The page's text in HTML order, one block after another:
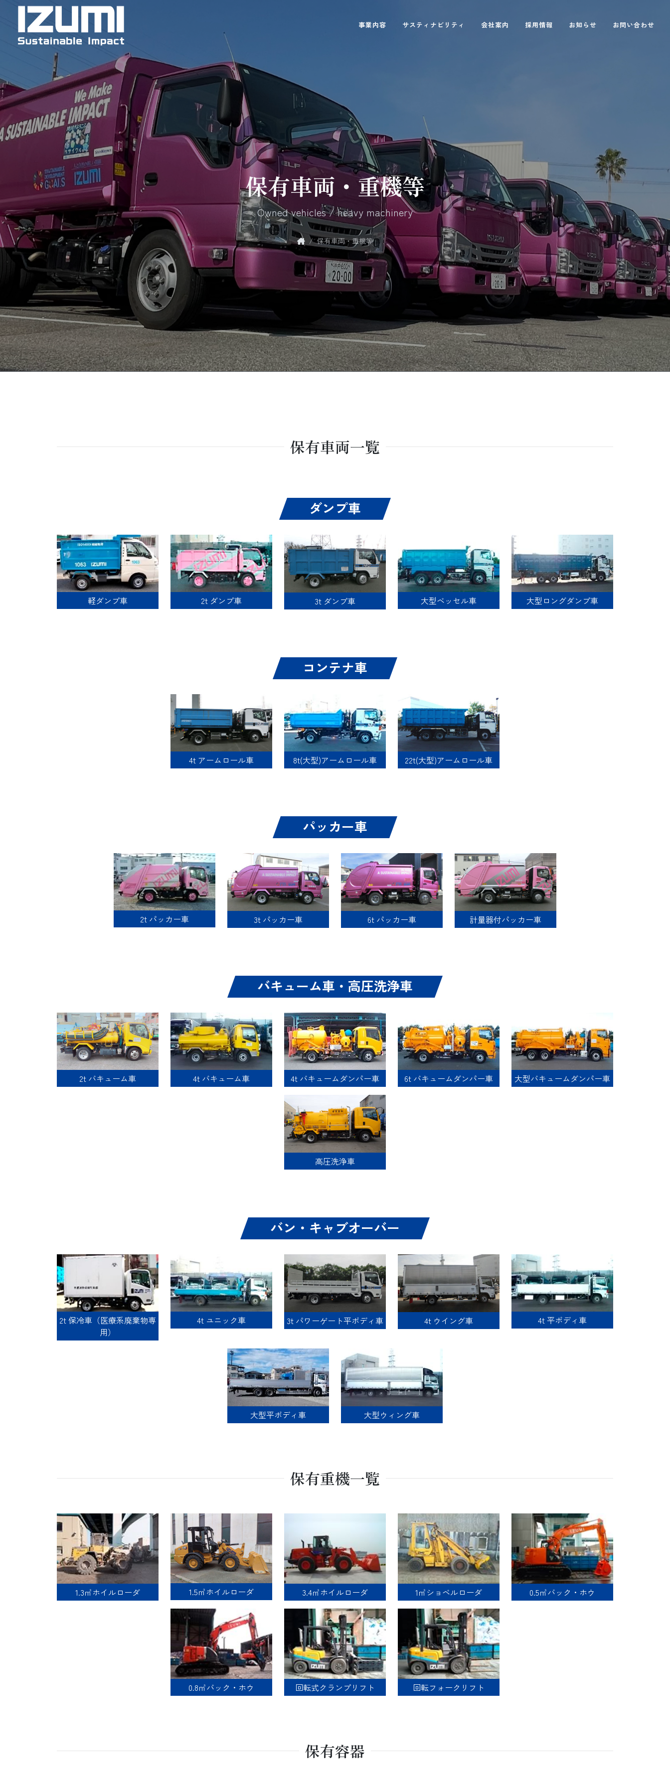
事業内容 サスティナビリティ 会社案内 採用情報 お知らせ お問い合わせ
保有車両・重機等
Owned vehicles / heavy machinery
保有車両・重機等
保有車両一覧
ダンプ車
軽ダンプ車 2t ダンプ車 3t ダンプ車 大型ベッセル車 大型ロングダンプ車
コンテナ車
4t アームロール車 8t(大型)アームロール車 22t(大型)アームロール車
パッカー車
2t パッカー車 3t パッカー車 6t パッカー車 計量器付パッカー車
バキューム車・高圧洗浄車
2t バキューム車 4t バキューム車 4t バキュームダンパー車 6t バキュームダンパー車 大型バキュームダンパー車
高圧洗浄車
バン・キャブオーバー
2t 保冷車（医療系廃棄物専
用）
4t ユニック車 3t パワーゲート平ボディ車 4t ウイング車 4t 平ボディ車
大型平ボディ車 大型ウィング車
保有重機一覧
1.3㎥ホイルローダ 1.5㎥ホイルローダ 3.4㎥ホイルローダ 1㎥ショベルローダ 0.5㎥バック・ホウ
0.8㎥バック・ホウ 回転式クランプリフト 回転フォークリフト
保有容器